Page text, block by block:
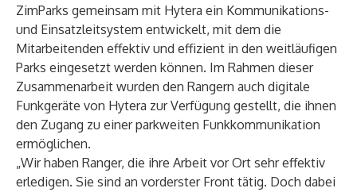
ZimParks gemeinsam mit Hytera ein Kommunikations-
und Einsatzleitsystem entwickelt, mit dem die
Mitarbeitenden effektiv und effizient in den weitläufigen
Parks eingesetzt werden können. Im Rahmen dieser
Zusammenarbeit wurden den Rangern auch digitale
Funkgeräte von Hytera zur Verfügung gestellt, die ihnen
den Zugang zu einer parkweiten Funkkommunikation
ermöglichen.
„Wir haben Ranger, die ihre Arbeit vor Ort sehr effektiv
erledigen. Sie sind an vorderster Front tätig. Doch dabei